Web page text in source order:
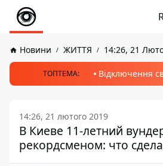
Новини ЖИТТЯ 14:26, 21
ТОПТЕМА: Відключення
14:26, 21 лютого 2019
В Киеве 11-летний
рекордсменом: что